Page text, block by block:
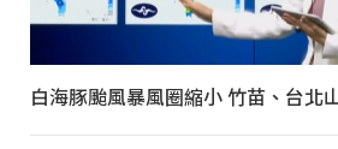
白海豚颱風暴風圈縮小 竹苗、台北